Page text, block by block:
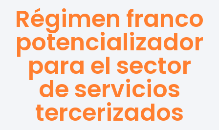
Régimen franco
potencializador
para el sector
de servicios
tercerizados